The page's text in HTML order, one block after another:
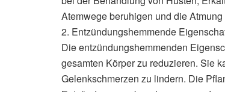
Atemwege beruhigen und die
2. Entzündungshemmende
Die entzündungshemmenden
gesamten Körper zu reduzieren. Sie
Gelenkschmerzen zu lindern. Die